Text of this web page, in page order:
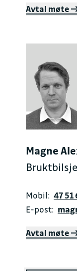
Avtal møte
Magne
Mobil: 47 51
E-post:
Avtal møte